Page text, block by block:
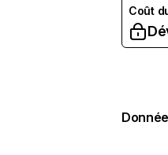
Coût